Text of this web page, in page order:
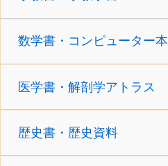
数学書・コンピューター本
医学書・解剖学アトラス
歴史書・歴史資料